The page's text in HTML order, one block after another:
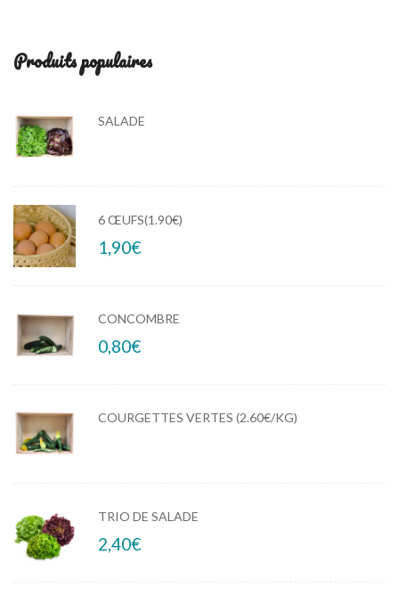
Produits populaires
SALADE
6 ŒUFS(1.90€)
1,90€
CONCOMBRE
0,80€
COURGETTES VERTES (2.60€/KG)
TRIO DE SALADE
2,40€